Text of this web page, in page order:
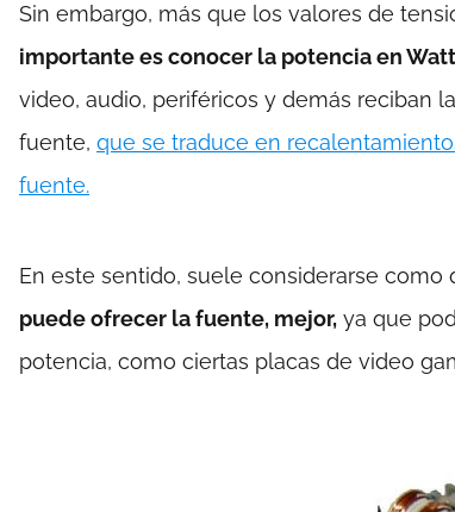
Sin embargo, más que los valores de
importante es conocer la potencia en
video, audio, periféricos y demás reciban
fuente, que se traduce en
fuente.
En este sentido, suele considerarse como
puede ofrecer la fuente, mejor, ya que
potencia, como ciertas placas de video